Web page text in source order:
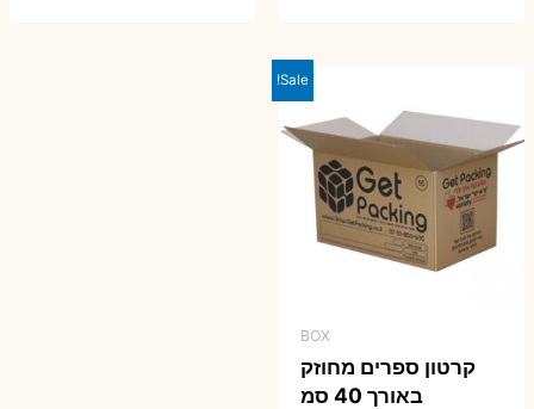
Sale!
BOX
קרטון ספרים מחוזק
באורך 40 סמ